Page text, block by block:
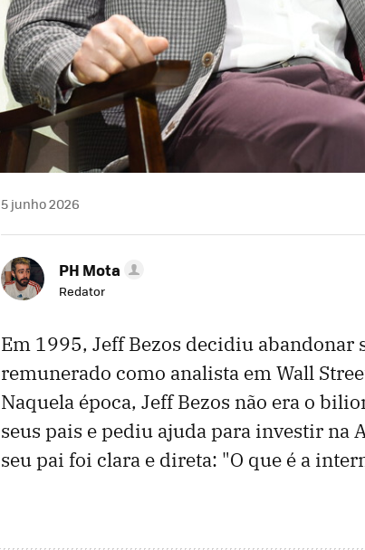
5 junho 2026
PH Mota
Redator
Em 1995, Jeff Bezos decidiu abandonar
remunerado como analista em Wall
Naquela época, Jeff Bezos não era o
seus pais e pediu ajuda para investir na
seu pai foi clara e direta: "O que é a